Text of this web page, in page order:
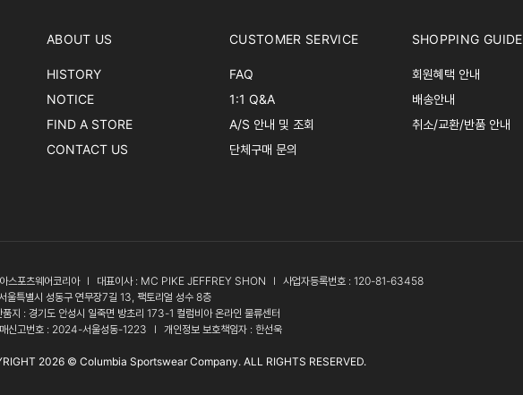
ABOUT US
HISTORY
NOTICE
FIND A STORE
CONTACT US
CUSTOMER SERVICE
FAQ
1:1 Q&A
A/S 안내 및 조회
단체구매 문의
SHOPPING GUIDE
회원혜택 안내
배송안내
취소/교환/반품 안내
스포츠웨어코리아 l 대표이사 : MC PIKE JEFFREY SHON l
사업자등록번호 : 120-81-63458
울특별시 성동구 연무장7길 13, 팩토리얼 성수 8층
지 : 경기도 안성시 일죽면 방초리 173-1 컬럼비아 온라인 물류센터
신고번호 : 2024-서울성동-1223
l 개인정보 보호책임자 : 한선욱
2026 © Columbia Sportswear Company. ALL RIGHTS RESERVED.